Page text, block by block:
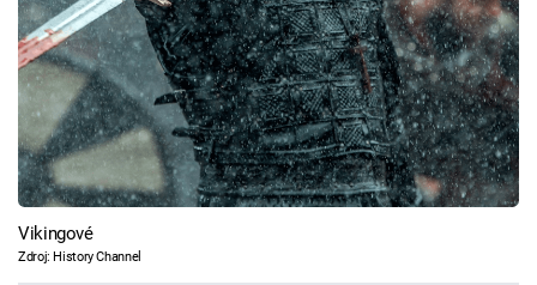
Vikingové
Zdroj: History Channel